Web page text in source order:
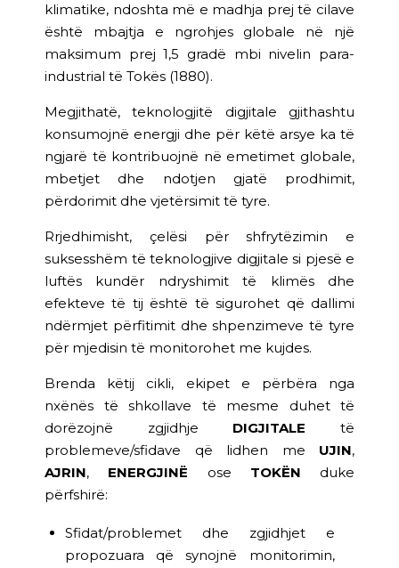
klimatike, ndoshta më e madhja prej të cilave
është mbajtja e ngrohjes globale në një
maksimum prej 1,5 gradë mbi nivelin para-
industrial të Tokës (1880).
Megjithatë, teknologjitë digjitale gjithashtu
konsumojnë energji dhe për këtë arsye ka të
ngjarë të kontribuojnë në emetimet globale,
mbetjet dhe ndotjen gjatë prodhimit,
përdorimit dhe vjetërsimit të tyre.
Rrjedhimisht, çelësi për shfrytëzimin e
suksesshëm të teknologjive digjitale si pjesë e
luftës kundër ndryshimit të klimës dhe
efekteve të tij është të sigurohet që dallimi
ndërmjet përfitimit dhe shpenzimeve të tyre
për mjedisin të monitorohet me kujdes.
Brenda këtij cikli, ekipet e përbëra nga
nxënës të shkollave të mesme duhet të
dorëzojnë zgjidhje DIGJITALE të
problemeve/sfidave që lidhen me UJIN,
AJRIN, ENERGJINË ose TOKËN duke
përfshirë:
Sfidat/problemet dhe zgjidhjet e
propozuara që synojnë monitorimin,